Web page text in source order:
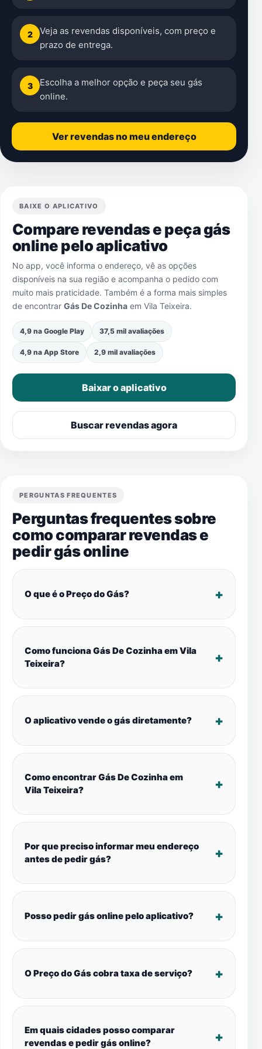
2
Veja as revendas disponíveis, com preço e
prazo de entrega.
3
Escolha a melhor opção e peça seu gás
online.
Ver revendas no meu endereço
BAIXE O APLICATIVO
Compare revendas e peça gás
online pelo aplicativo
No app, você informa o endereço, vê as opções
disponíveis na sua região e acompanha o pedido com
muito mais praticidade. Também é a forma mais simples
de encontrar Gás De Cozinha em Vila Teixeira.
4,9 na Google Play 37,5 mil avaliações
4,9 na App Store 2,9 mil avaliações
Baixar o aplicativo
Buscar revendas agora
PERGUNTAS FREQUENTES
Perguntas frequentes sobre
como comparar revendas e
pedir gás online
O que é o Preço do Gás?
Como funciona Gás De Cozinha em Vila
Teixeira?
O aplicativo vende o gás diretamente?
Como encontrar Gás De Cozinha em
Vila Teixeira?
Por que preciso informar meu endereço
antes de pedir gás?
Posso pedir gás online pelo aplicativo?
O Preço do Gás cobra taxa de serviço?
Em quais cidades posso comparar
revendas e pedir gás online?